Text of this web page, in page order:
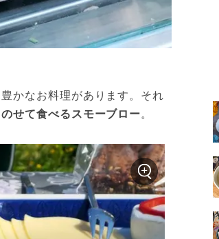
かなお料理があります。それ
せて食べるスモーブロー。